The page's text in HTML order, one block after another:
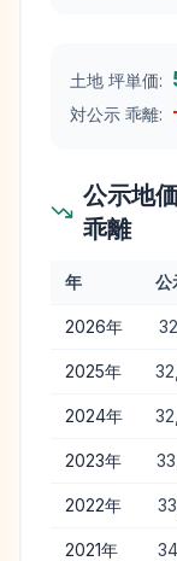
土地 坪単価:
対公示 乖離:
公示地
乖離
年 公
2026年
2025年
2024年
2023年
2022年
2021年